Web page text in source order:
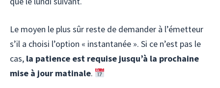
Le moyen le plus sûr reste de demander à l’émetteur
s’il a choisi l’option « instantanée ». Si ce n’est pas le
cas, la patience est requise jusqu’à la prochaine
mise à jour matinale.